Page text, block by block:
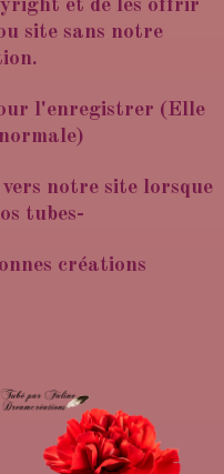
et de les offrir
site sans notre
l'enregistrer (Elle
notre site lorsque
tubes-
créations